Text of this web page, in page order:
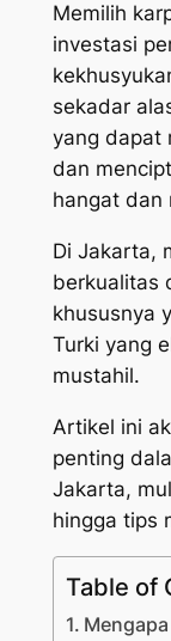
Memilih
investasi
sekadar
yang dapat
dan
hangat dan
Di Jakarta,
berkualitas
khususnya
Turki yang
mustahil.
Artikel ini
penting
Jakarta,
hingga tips
Table of